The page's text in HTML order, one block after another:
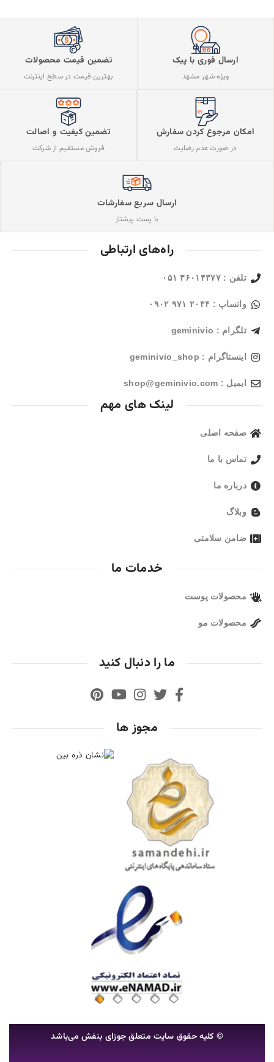
ارسال فوری با پیک
ویژه شهر مشهد
تضمین قیمت محصولات
بهترین قیمت در سطح اینترنت
امکان مرجوع کردن سفارش
در صورت عدم رضایت
تضمین کیفیت و اصالت
فروش مستقیم از شرکت
ارسال سریع سفارشات
با پست پیشتاز
راه‌های ارتباطی
تلفن : ۳۶۰۱۴۳۷۷ ۰۵۱
واتساپ : ۲۰۴۴ ۹۷۱ ۰۹۰۲
تلگرام : geminivio
اینستاگرام : geminivio_shop
ایمیل : shop@geminivio.com​
لینک های مهم
صفحه اصلی
تماس با ما
درباره ما
وبلاگ
ضامن سلامتی
خدمات ما
محصولات پوست
محصولات مو
ما را دنبال کنید
مجوز ها
© کلیه حقوق سایت متعلق جوزای بنفش می‌باشد